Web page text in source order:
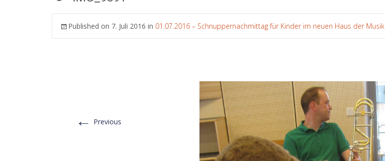
Published on 7. Juli 2016 in 01.07.2016 – Schnuppernachmittag für Kinder im neuen Haus der Musik
← Previous